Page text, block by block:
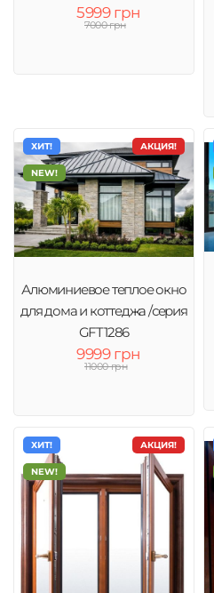
5999 грн
7000 грн
АКЦИЯ!
ХИТ!
NEW!
Алюминиевое теплое окно
для дома и коттеджа /серия
GFT1286
9999 грн
11000 грн
АКЦИЯ!
ХИТ!
NEW!